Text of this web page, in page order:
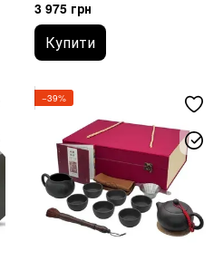
3 975 грн
Купити
−39%